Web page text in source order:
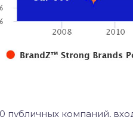
публичных компаний,